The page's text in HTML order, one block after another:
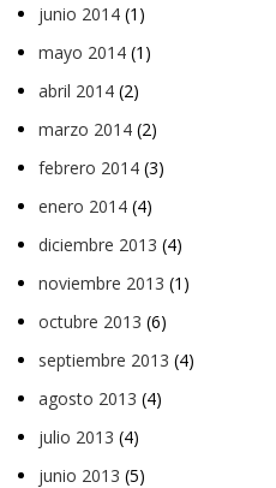
junio 2014 (1)
mayo 2014 (1)
abril 2014 (2)
marzo 2014 (2)
febrero 2014 (3)
enero 2014 (4)
diciembre 2013 (4)
noviembre 2013 (1)
octubre 2013 (6)
septiembre 2013 (4)
agosto 2013 (4)
julio 2013 (4)
junio 2013 (5)